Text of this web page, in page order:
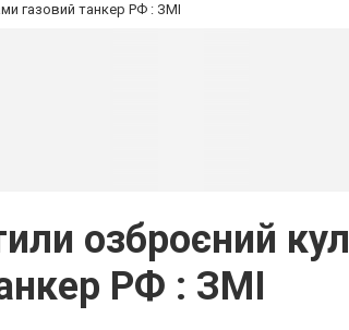
газовий танкер РФ : ЗМІ
озброєний
РФ : ЗМІ